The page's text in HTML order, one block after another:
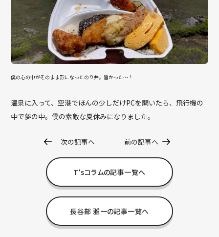
僕の心の中がそのまま形になったのり弁。旨かった〜！
温泉に入って、空港でほんの少しだけPCを開いたら、飛行機の
中で夢の中。僕の素敵な夏休みになりました。
次の記事へ 前の記事へ
T‘sコラムの記事一覧へ
長谷部 雅一の記事一覧へ